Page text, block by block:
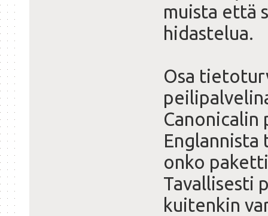
muista että
hidastelua.
Osa
Canonicalin
Englannista
onko
Tavallisesti
kuitenkin